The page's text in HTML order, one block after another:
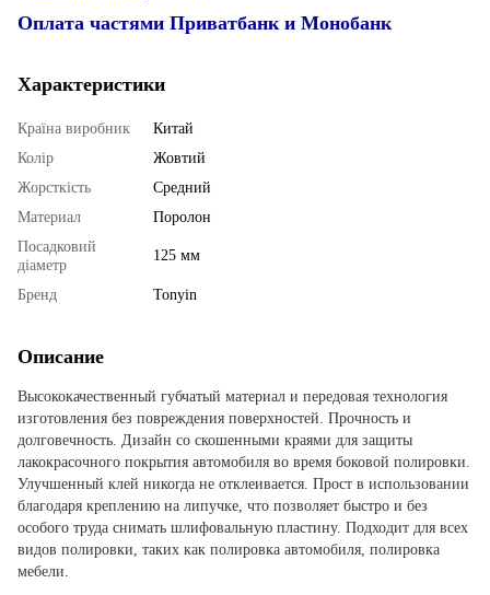
Оплата частями Приватбанк и Монобанк
Характеристики
Країна виробник
Китай
Колір
Жовтий
Жорсткість
Средний
Материал
Поролон
Посадковий
діаметр
125 мм
Бренд Tonyin
Описание
Высококачественный губчатый материал и передовая технология
изготовления без повреждения поверхностей. Прочность и
долговечность. Дизайн со скошенными краями для защиты
лакокрасочного покрытия автомобиля во время боковой полировки.
Улучшенный клей никогда не отклеивается. Прост в использовании
благодаря креплению на липучке, что позволяет быстро и без
особого труда снимать шлифовальную пластину. Подходит для всех
видов полировки, таких как полировка автомобиля, полировка
мебели.